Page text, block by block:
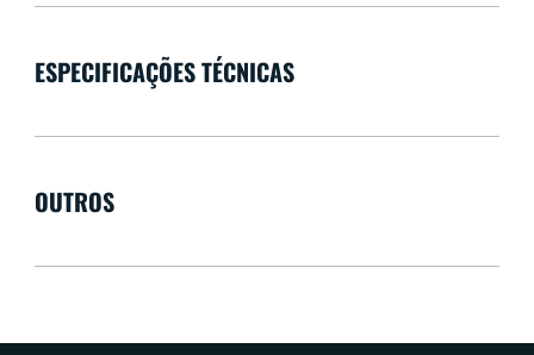
ESPECIFICAÇÕES TÉCNICAS
OUTROS